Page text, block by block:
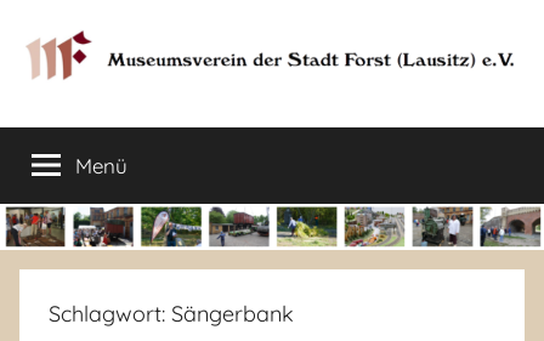
Inhalt
springen
Museumsverein
der
Stadt
Forst
37
–
03149
Menü
Schlagwort: Sängerbank